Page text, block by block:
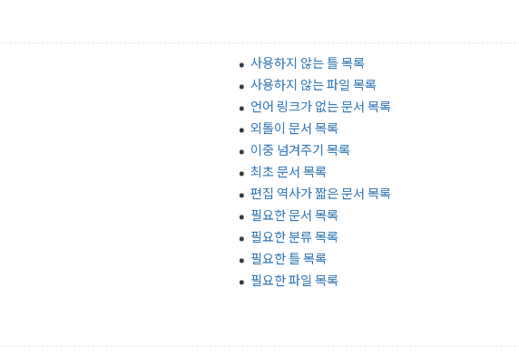
사용하지 않는 틀 목록
사용하지 않는 파일 목록
언어 링크가 없는 문서 목록
외톨이 문서 목록
이중 넘겨주기 목록
최초 문서 목록
편집 역사가 짧은 문서 목록
필요한 문서 목록
필요한 분류 목록
필요한 틀 목록
필요한 파일 목록